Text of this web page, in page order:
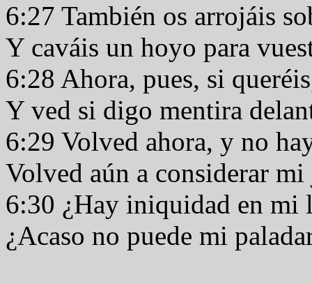
6:27 También os arrojáis
Y caváis un hoyo para
6:28 Ahora, pues, si
Y ved si digo mentira
6:29 Volved ahora, y no
Volved aún a considerar
6:30 ¿Hay iniquidad en mi
¿Acaso no puede mi